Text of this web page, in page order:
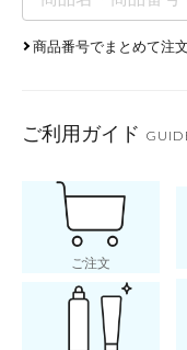
あせも
くと、
かゆみ
す。
商品番号でまとめて注文
ご利用ガイド
ご注文